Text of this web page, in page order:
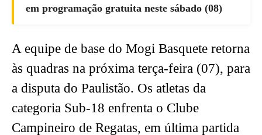
em programação gratuita neste sábado (08)
A equipe de base do Mogi Basquete retorna
às quadras na próxima terça-feira (07), para
a disputa do Paulistão. Os atletas da
categoria Sub-18 enfrenta o Clube
Campineiro de Regatas, em última partida